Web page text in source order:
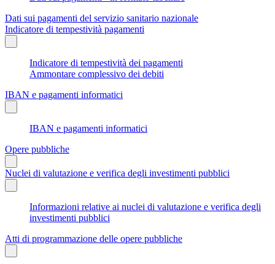
Dati sui pagamenti del servizio sanitario nazionale
Indicatore di tempestività pagamenti
Indicatore di tempestività dei pagamenti
Ammontare complessivo dei debiti
IBAN e pagamenti informatici
IBAN e pagamenti informatici
Opere pubbliche
Nuclei di valutazione e verifica degli investimenti pubblici
Informazioni relative ai nuclei di valutazione e verifica degli
investimenti pubblici
Atti di programmazione delle opere pubbliche